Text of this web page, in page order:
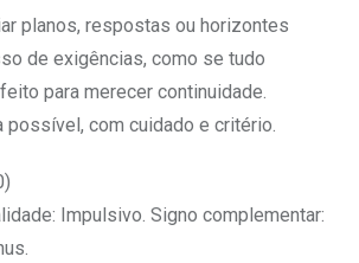
planos, respostas ou horizontes
de exigências, como se tudo
para merecer continuidade.
possível, com cuidado e critério.
Impulsivo. Signo complementar: